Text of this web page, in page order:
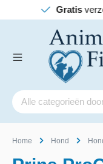
vanaf €50
Home Hond